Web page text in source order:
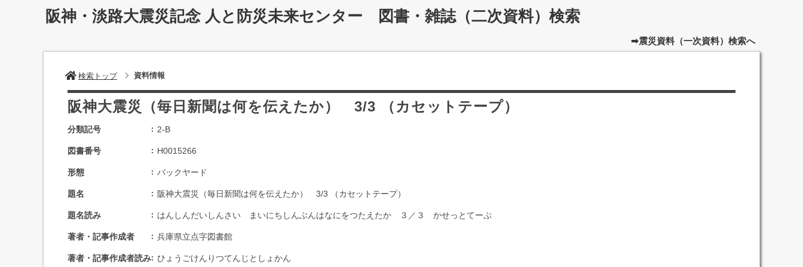
阪神・淡路大震災記念 人と防災未来センター 図書・雑誌（二次資料）検索
➡震災資料（一次資料）検索へ
検索トップ 資料情報
阪神大震災（毎日新聞は何を伝えたか） 3/3 （カセットテープ）
分類記号 2-B
図書番号 H0015266
形態 バックヤード
題名 阪神大震災（毎日新聞は何を伝えたか） 3/3 （カセットテープ）
題名読み はんしんだいしんさい まいにちしんぶんはなにをつたえたか ３／３ かせっとてーぷ
著者・記事作成者 兵庫県立点字図書館
著者・記事作成者読み ひょうごけんりつてんじとしょかん